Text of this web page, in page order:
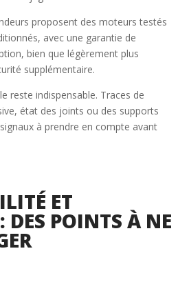
proposent des moteurs testés
avec une garantie de
bien que légèrement plus
supplémentaire.
reste indispensable. Traces de
état des joints ou des supports
à prendre en compte avant
ET
DES POINTS À NE